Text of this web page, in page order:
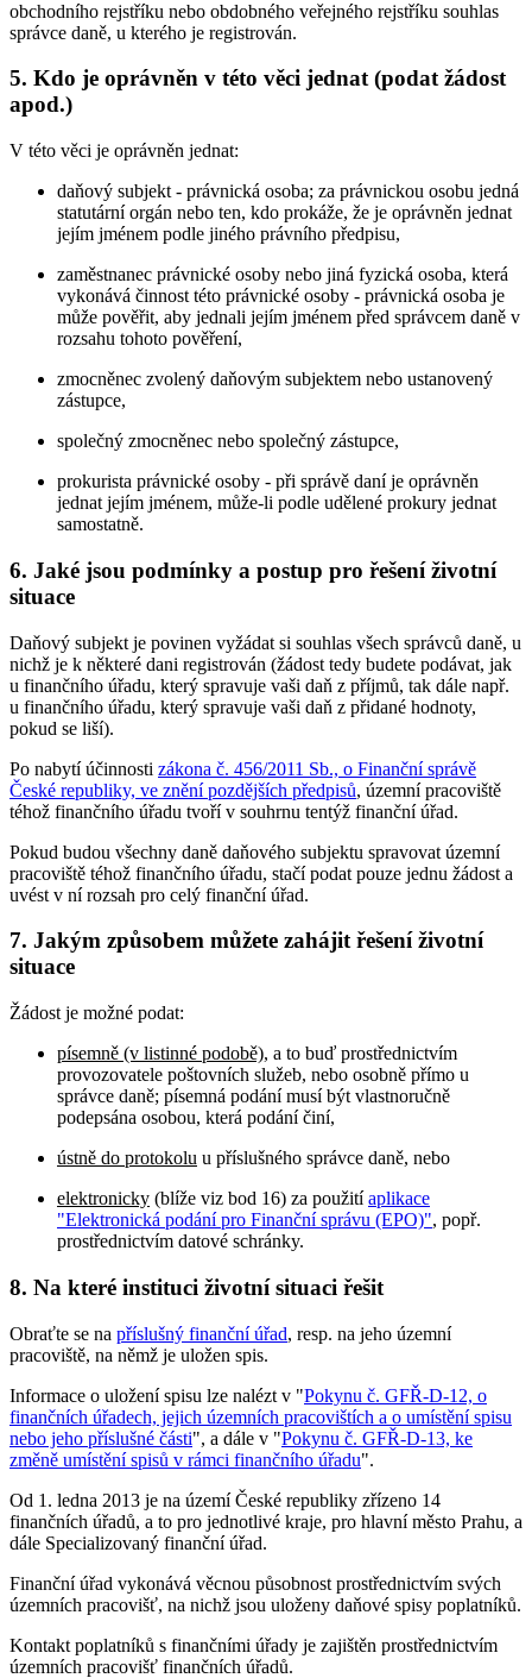
obchodního rejstříku nebo obdobného veřejného rejstříku souhlas
správce daně, u kterého je registrován.
5. Kdo je oprávněn v této věci jednat (podat žádost
apod.)
V této věci je oprávněn jednat:
daňový subjekt - právnická osoba; za právnickou osobu jedná
statutární orgán nebo ten, kdo prokáže, že je oprávněn jednat
jejím jménem podle jiného právního předpisu,
zaměstnanec právnické osoby nebo jiná fyzická osoba, která
vykonává činnost této právnické osoby - právnická osoba je
může pověřit, aby jednali jejím jménem před správcem daně v
rozsahu tohoto pověření,
zmocněnec zvolený daňovým subjektem nebo ustanovený
zástupce,
společný zmocněnec nebo společný zástupce,
prokurista právnické osoby - při správě daní je oprávněn
jednat jejím jménem, může-li podle udělené prokury jednat
samostatně.
6. Jaké jsou podmínky a postup pro řešení životní
situace
Daňový subjekt je povinen vyžádat si souhlas všech správců daně, u
nichž je k některé dani registrován (žádost tedy budete podávat, jak
u finančního úřadu, který spravuje vaši daň z příjmů, tak dále např.
u finančního úřadu, který spravuje vaši daň z přidané hodnoty,
pokud se liší).
Po nabytí účinnosti zákona č. 456/2011 Sb., o Finanční správě
České republiky, ve znění pozdějších předpisů, územní pracoviště
téhož finančního úřadu tvoří v souhrnu tentýž finanční úřad.
Pokud budou všechny daně daňového subjektu spravovat územní
pracoviště téhož finančního úřadu, stačí podat pouze jednu žádost a
uvést v ní rozsah pro celý finanční úřad.
7. Jakým způsobem můžete zahájit řešení životní
situace
Žádost je možné podat:
písemně (v listinné podobě), a to buď prostřednictvím
provozovatele poštovních služeb, nebo osobně přímo u
správce daně; písemná podání musí být vlastnoručně
podepsána osobou, která podání činí,
ústně do protokolu u příslušného správce daně, nebo
elektronicky (blíže viz bod 16) za použitíaplikace
"Elektronická podání pro Finanční správu (EPO)", popř.
prostřednictvím datové schránky.
8. Na které instituci životní situaci řešit
Obraťte se na příslušný finanční úřad, resp. na jeho územní
pracoviště, na němž je uložen spis.
Informace o uložení spisu lze nalézt v "Pokynu č. GFŘ-D-12, o
finančních úřadech, jejich územních pracovištích a o umístění spisu
nebo jeho příslušné části", a dále v "Pokynu č. GFŘ-D-13, ke
změně umístění spisů v rámci finančního úřadu".
Od 1. ledna 2013 je na území České republiky zřízeno 14
finančních úřadů, a to pro jednotlivé kraje, pro hlavní město Prahu, a
dále Specializovaný finanční úřad.
Finanční úřad vykonává věcnou působnost prostřednictvím svých
územních pracovišť, na nichž jsou uloženy daňové spisy poplatníků.
Kontakt poplatníků s finančními úřady je zajištěn prostřednictvím
územních pracovišť finančních úřadů.